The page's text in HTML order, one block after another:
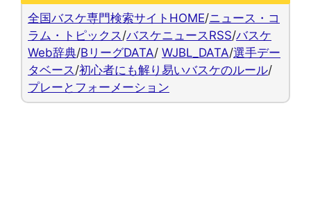
全国バスケ専門検索サイトHOME/ニュース・コ
ラム・トピックス /バスケニュースRSS/バスケ
Web辞典/BリーグDATA/ WJBL_DATA/選手デー
タベース /初心者にも解り易いバスケのルール/
プレーとフォーメーション